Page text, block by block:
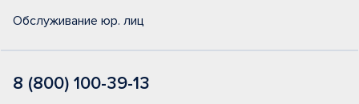
Обслуживание юр. лиц
8 (800) 100-39-13